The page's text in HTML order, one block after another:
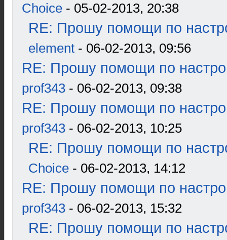
Choice - 05-02-2013, 20:38
RE: Прошу помощи по
element - 06-02-2013, 09:56
RE: Прошу помощи по
prof343 - 06-02-2013, 09:38
RE: Прошу помощи по
prof343 - 06-02-2013, 10:25
RE: Прошу помощи по
Choice - 06-02-2013, 14:12
RE: Прошу помощи по
prof343 - 06-02-2013, 15:32
RE: Прошу помощи по